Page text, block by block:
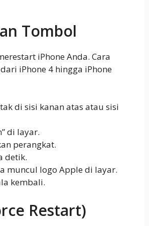
Tombol
iPhone Anda. Cara
iPhone 4 hingga iPhone
di sisi kanan atas atau sisi
di layar.
perangkat.
detik.
muncul logo Apple di layar.
kembali.
Restart)